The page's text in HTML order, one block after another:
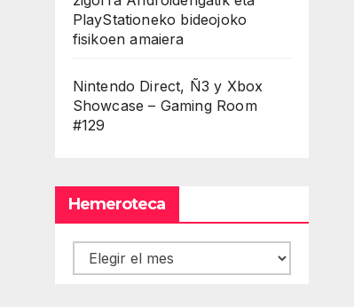
PlayStationeko bideojoko
fisikoen amaiera
Nintendo Direct, Ñ3 y Xbox
Showcase – Gaming Room
#129
Hemeroteca
Hemeroteca